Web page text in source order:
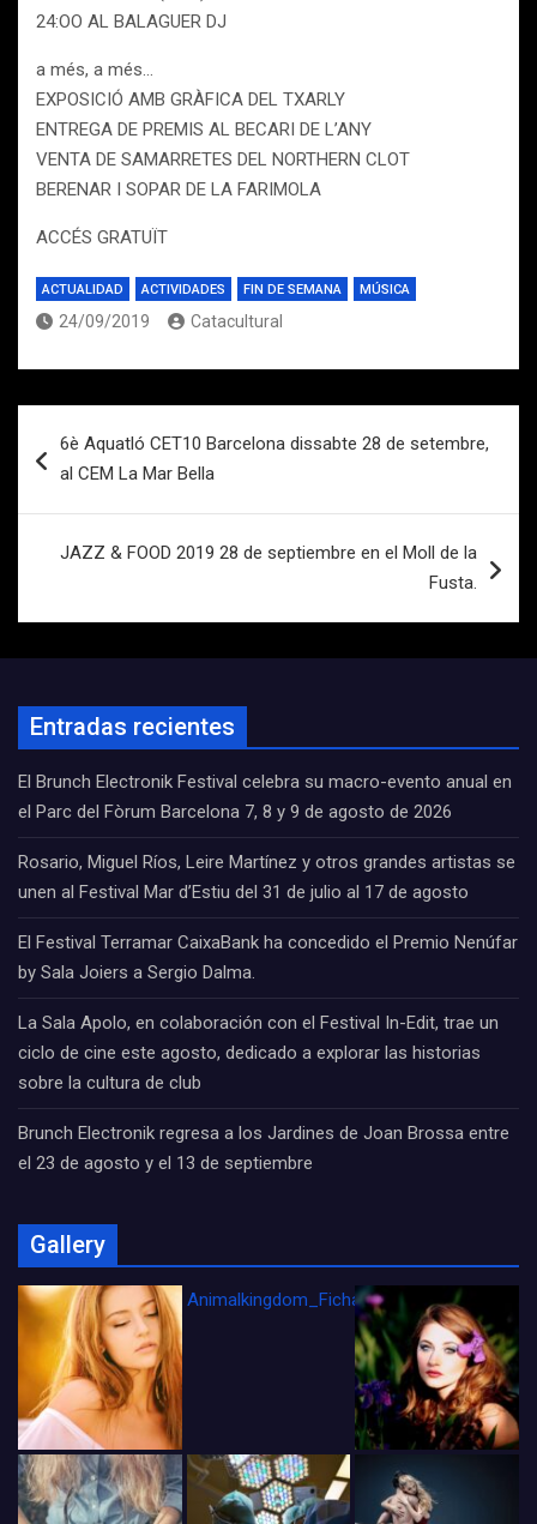
24:OO AL BALAGUER DJ
a més, a més…
EXPOSICIÓ AMB GRÀFICA DEL TXARLY
ENTREGA DE PREMIS AL BECARI DE L’ANY
VENTA DE SAMARRETES DEL NORTHERN CLOT
BERENAR I SOPAR DE LA FARIMOLA
ACCÉS GRATUÏT
ACTUALIDAD ACTIVIDADES FIN DE SEMANA MÚSICA
24/09/2019 Catacultural
de
6è Aquatló CET10 Barcelona dissabte 28 de setembre,
al CEM La Mar Bella
JAZZ & FOOD 2019 28 de septiembre en el Moll de la
Fusta.
Entradas recientes
El Brunch Electronik Festival celebra su macro-evento anual en
el Parc del Fòrum Barcelona 7, 8 y 9 de agosto de 2026
Rosario, Miguel Ríos, Leire Martínez y otros grandes artistas se
unen al Festival Mar d’Estiu del 31 de julio al 17 de agosto
El Festival Terramar CaixaBank ha concedido el Premio Nenúfar
by Sala Joiers a Sergio Dalma.
La Sala Apolo, en colaboración con el Festival In-Edit, trae un
ciclo de cine este agosto, dedicado a explorar las historias
sobre la cultura de club
Brunch Electronik regresa a los Jardines de Joan Brossa entre
el 23 de agosto y el 13 de septiembre
Gallery
Animalkingdom_FichaCine